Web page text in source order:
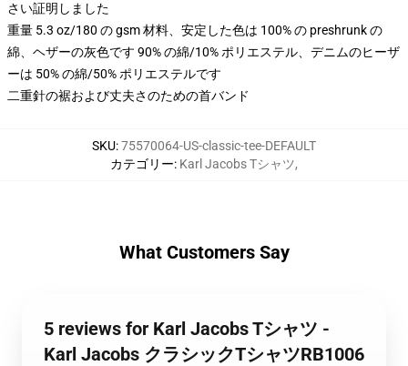
さい証明しました
重量 5.3 oz/180 の gsm 材料、安定した色は 100% の preshrunk の
綿、ヘザーの灰色です 90% の綿/10% ポリエステル、デニムのヒーザ
ーは 50% の綿/50% ポリエステルです
二重針の裾および丈夫さのための首バンド
SKU:75570064-US-classic-tee-DEFAULT
カテゴリー: Karl Jacobs Tシャツ,
What Customers Say
5 reviews for Karl Jacobs Tシャツ -
Karl Jacobs クラシックTシャツRB1006